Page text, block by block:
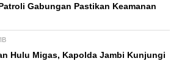
Gabungan Pastikan Keamanan
Hulu Migas, Kapolda Jambi Kunjungi